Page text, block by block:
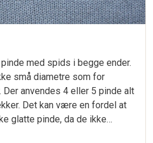
med spids i begge ender.
små diametre som for
anvendes 4 eller 5 pinde alt
Det kan være en fordel at
glatte pinde, da de ikke…